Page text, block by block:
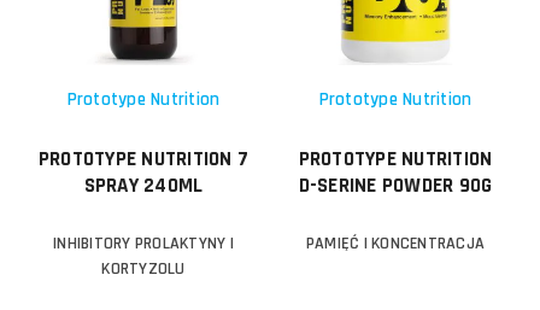
Prototype Nutrition
PROTOTYPE NUTRITION 7
SPRAY 240ML
INHIBITORY PROLAKTYNY I
KORTYZOLU
Prototype Nutrition
PROTOTYPE NUTRITION
D-SERINE POWDER 90G
PAMIĘĆ I KONCENTRACJA